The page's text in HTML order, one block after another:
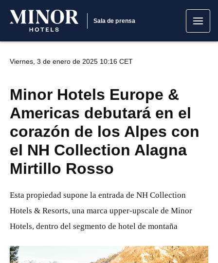
Sala de prensa
Viernes, 3 de enero de 2025 10:16 CET
Minor Hotels Europe &
Americas debutará en el
corazón de los Alpes con
el NH Collection Alagna
Mirtillo Rosso
Esta propiedad supone la entrada de NH Collection
Hotels & Resorts, una marca upper-upscale de Minor
Hotels, dentro del segmento de hotel de montaña